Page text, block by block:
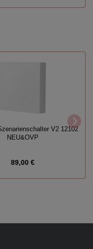
V2 12102
NEU&OVP
89,00 €